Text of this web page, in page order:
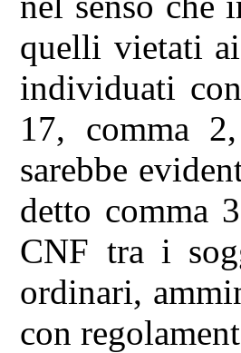
quelli vietati
individuati
17, comma
sarebbe
detto comma
CNF tra i
ordinari,
con